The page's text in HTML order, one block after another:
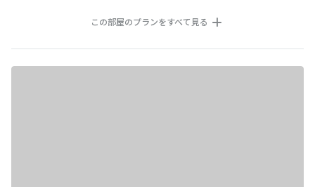
この部屋のプランをすべて見る